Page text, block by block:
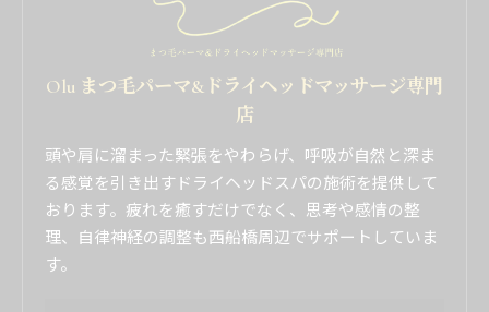
Olu まつ毛パーマ&ドライヘッドマッサージ専門
店
頭や肩に溜まった緊張をやわらげ、呼吸が自然と深ま
る感覚を引き出すドライヘッドスパの施術を提供して
おります。疲れを癒すだけでなく、思考や感情の整
理、自律神経の調整も西船橋周辺でサポートしていま
す。